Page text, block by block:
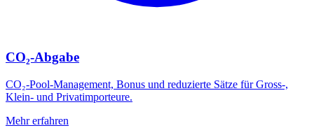
CO₂-Abgabe
CO₂-Pool-Management, Bonus und reduzierte Sätze für Gross-,
Klein- und Privatimporteure.
Mehr erfahren